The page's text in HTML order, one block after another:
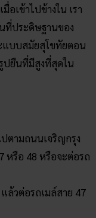
อเข้าไปข้างใน เรา
ที่ประดิษฐานของ
แบบสมัยสุโขทัยตอน
ปยืนที่มีสูงที่สุดใน
ตามถนนเจริญกรุง
หรือ 48 หรือจะต่อรถ
ล้วต่อรถเมล์สาย 47